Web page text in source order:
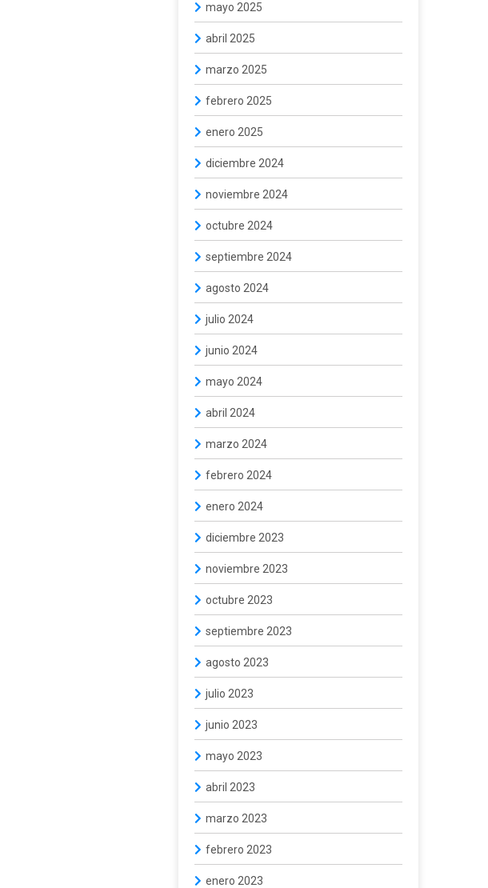
mayo 2025
abril 2025
marzo 2025
febrero 2025
enero 2025
diciembre 2024
noviembre 2024
octubre 2024
septiembre 2024
agosto 2024
julio 2024
junio 2024
mayo 2024
abril 2024
marzo 2024
febrero 2024
enero 2024
diciembre 2023
noviembre 2023
octubre 2023
septiembre 2023
agosto 2023
julio 2023
junio 2023
mayo 2023
abril 2023
marzo 2023
febrero 2023
enero 2023